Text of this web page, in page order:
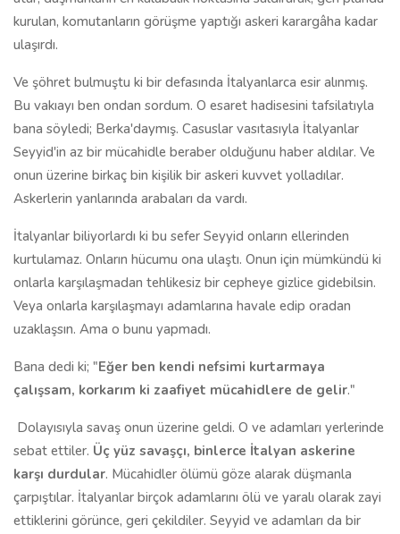
kurulan, komutanların görüşme yaptığı askeri karargâha kadar
ulaşırdı.
Ve şöhret bulmuştu ki bir defasında İtalyanlarca esir alınmış.
Bu vakıayı ben ondan sordum. O esaret hadisesini tafsilatıyla
bana söyledi; Berka'daymış. Casuslar vasıtasıyla İtalyanlar
Seyyid'in az bir mücahidle beraber olduğunu haber aldılar. Ve
onun üzerine birkaç bin kişilik bir askeri kuvvet yolladılar.
Askerlerin yanlarında arabaları da vardı.
İtalyanlar biliyorlardı ki bu sefer Seyyid onların ellerinden
kurtulamaz. Onların hücumu ona ulaştı. Onun için mümkündü ki
onlarla karşılaşmadan tehlikesiz bir cepheye gizlice gidebilsin.
Veya onlarla karşılaşmayı adamlarına havale edip oradan
uzaklaşsın. Ama o bunu yapmadı.
Bana dedi ki; "Eğer ben kendi nefsimi kurtarmaya
çalışsam, korkarım ki zaafiyet mücahidlere de gelir."
Dolayısıyla savaş onun üzerine geldi. O ve adamları yerlerinde
sebat ettiler. Üç yüz savaşçı, binlerce İtalyan askerine
karşı durdular. Mücahidler ölümü göze alarak düşmanla
çarpıştılar. İtalyanlar birçok adamlarını ölü ve yaralı olarak zayi
ettiklerini görünce, geri çekildiler. Seyyid ve adamları da bir